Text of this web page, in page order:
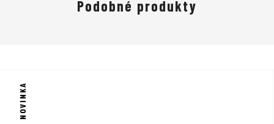
Podobné produkty
NOVINKA